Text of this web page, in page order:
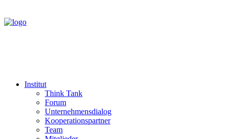
Institut
Think Tank
Forum
Unternehmensdialog
Kooperationspartner
Team